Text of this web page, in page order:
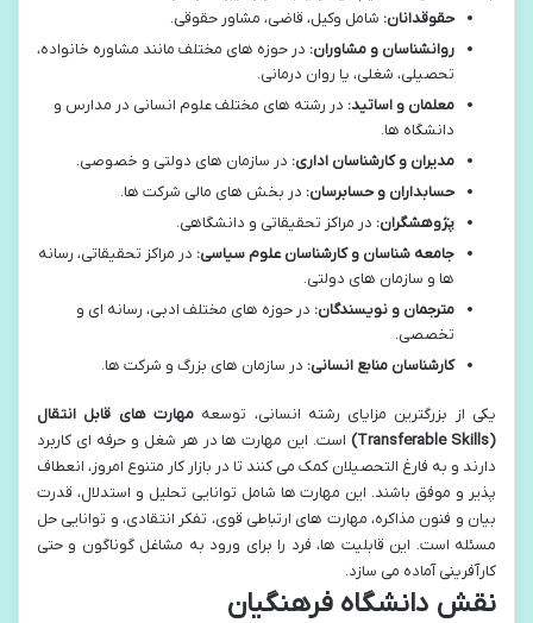
حقوقدانان: شامل وکیل، قاضی، مشاور حقوقی.
روانشناسان و مشاوران: در حوزه های مختلف مانند مشاوره خانواده،
تحصیلی، شغلی، یا روان درمانی.
معلمان و اساتید: در رشته های مختلف علوم انسانی در مدارس و
دانشگاه ها.
مدیران و کارشناسان اداری: در سازمان های دولتی و خصوصی.
حسابداران و حسابرسان: در بخش های مالی شرکت ها.
پژوهشگران: در مراکز تحقیقاتی و دانشگاهی.
جامعه شناسان و کارشناسان علوم سیاسی: در مراکز تحقیقاتی، رسانه
ها و سازمان های دولتی.
مترجمان و نویسندگان: در حوزه های مختلف ادبی، رسانه ای و
تخصصی.
کارشناسان منابع انسانی: در سازمان های بزرگ و شرکت ها.
یکی از بزرگترین مزایای رشته انسانی، توسعهمهارت های قابل انتقال
(Transferable Skills)
است. این مهارت ها در هر شغل و حرفه ای کاربرد
دارند و به فارغ التحصیلان کمک می کنند تا در بازار کار متنوع امروز، انعطاف
پذیر و موفق باشند. این مهارت ها شامل توانایی تحلیل و استدلال، قدرت
بیان و فنون مذاکره، مهارت های ارتباطی قوی، تفکر انتقادی، و توانایی حل
مسئله است. این قابلیت ها، فرد را برای ورود به مشاغل گوناگون و حتی
کارآفرینی آماده می سازد.
نقش دانشگاه فرهنگیان